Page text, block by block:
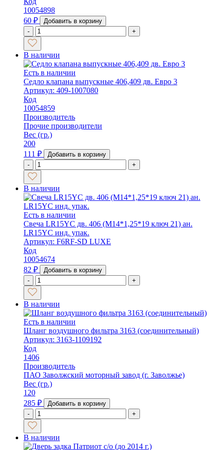
10054898
60 ₽
Добавить в корзину
-
+
В наличии
Есть в наличии
Седло клапана выпускные 406,409 дв. Евро 3
Артикул: 409-1007080
Код
10054859
Производитель
Прочие производители
Вес (гр.)
200
111 ₽
Добавить в корзину
-
+
В наличии
Есть в наличии
Свеча LR15YC дв. 406 (М14*1,25*19 ключ 21) ан.
LR15YC инд. упак.
Артикул: F6RF-SD LUXE
Код
10054674
82 ₽
Добавить в корзину
-
+
В наличии
Есть в наличии
Шланг воздушного фильтра 3163 (соединительный)
Артикул: 3163-1109192
Код
1406
Производитель
ПАО Заволжский моторный завод (г. Заволжье)
Вес (гр.)
120
285 ₽
Добавить в корзину
-
+
В наличии